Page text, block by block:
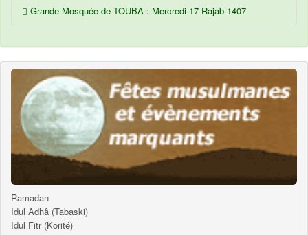
Grande Mosquée de TOUBA : Mercredi 17 Rajab 1407
Ramadan
Idul Adhâ (Tabaski)
Idul Fitr (Korité)